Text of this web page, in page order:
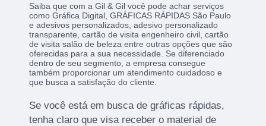
Saiba que com a Gil & Gil você pode achar serviços
como Gráfica Digital, GRÁFICAS RÁPIDAS São Paulo
e adesivos personalizados, adesivo personalizado
transparente, cartão de visita engenheiro civil, cartão
de visita salão de beleza entre outras opções que são
oferecidas para a sua necessidade. Se diferenciado
dentro de seu segmento, a empresa consegue
também proporcionar um atendimento cuidadoso e
que busca a satisfação do cliente.
Se você está em busca de gráficas rápidas,
tenha claro que visa receber o material de